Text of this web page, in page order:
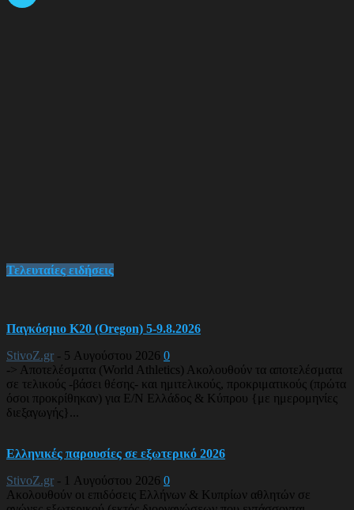
Τελευταίες ειδήσεις
Παγκόσμιο Κ20 (Oregon) 5-9.8.2026
StivoZ.gr - 5 Αυγούστου 2026 0
-> Αποτελέσματα (World Athletics) Ακολουθούν τα αποτελέσματα
σε τελικούς -βάσει θέσης- και ημιτελικούς, προκριματικούς (πρώτα
όσοι προκρίθηκαν) για Ε/Ν Ελλάδος & Κύπρου {με ημερομηνίες
διεξαγωγής}...
Ελληνικές παρουσίες σε εξωτερικό 2026
StivoZ.gr - 1 Αυγούστου 2026 0
Ακολουθούν οι επιδόσεις Ελλήνων & Κυπρίων αθλητών σε